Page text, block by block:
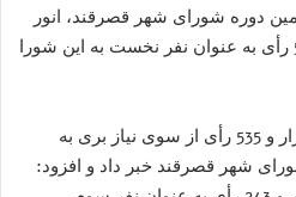
دوره شورای شهر قصرقند، انور
چاکرزهی با کسب 2 هزار و 541 رأی به عنوان نفر نخست به این شورا
فرماندار قصرقند از کسب 2 هزار و 535 رأی از سوی نیاز بری به
شهر قصرقند خبر داد و افزود: